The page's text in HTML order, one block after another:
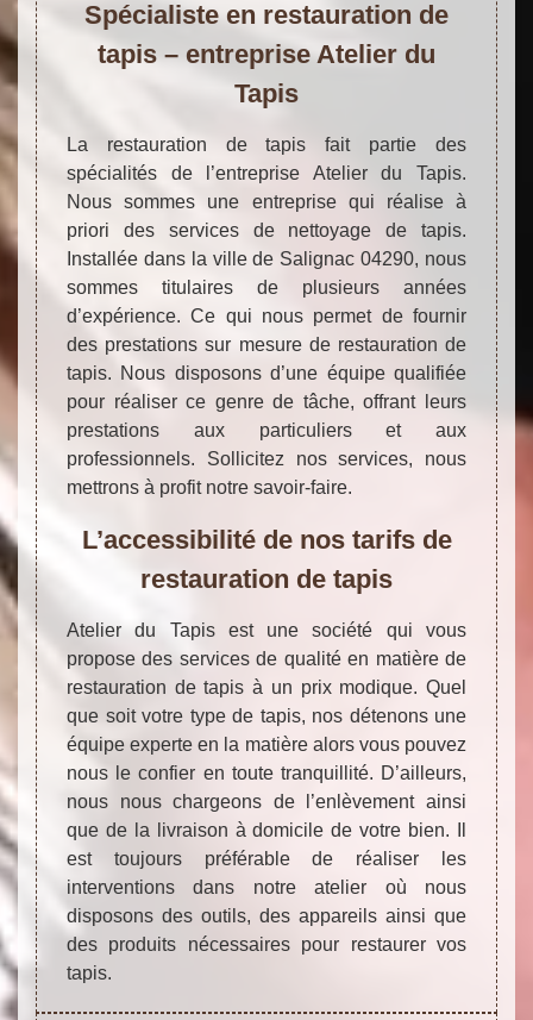
Spécialiste en restauration de
tapis – entreprise Atelier du
Tapis
La restauration de tapis fait partie des
spécialités de l’entreprise Atelier du Tapis.
Nous sommes une entreprise qui réalise à
priori des services de nettoyage de tapis.
Installée dans la ville de Salignac 04290, nous
sommes titulaires de plusieurs années
d’expérience. Ce qui nous permet de fournir
des prestations sur mesure de restauration de
tapis. Nous disposons d’une équipe qualifiée
pour réaliser ce genre de tâche, offrant leurs
prestations aux particuliers et aux
professionnels. Sollicitez nos services, nous
mettrons à profit notre savoir-faire.
L’accessibilité de nos tarifs de
restauration de tapis
Atelier du Tapis est une société qui vous
propose des services de qualité en matière de
restauration de tapis à un prix modique. Quel
que soit votre type de tapis, nos détenons une
équipe experte en la matière alors vous pouvez
nous le confier en toute tranquillité. D’ailleurs,
nous nous chargeons de l’enlèvement ainsi
que de la livraison à domicile de votre bien. Il
est toujours préférable de réaliser les
interventions dans notre atelier où nous
disposons des outils, des appareils ainsi que
des produits nécessaires pour restaurer vos
tapis.